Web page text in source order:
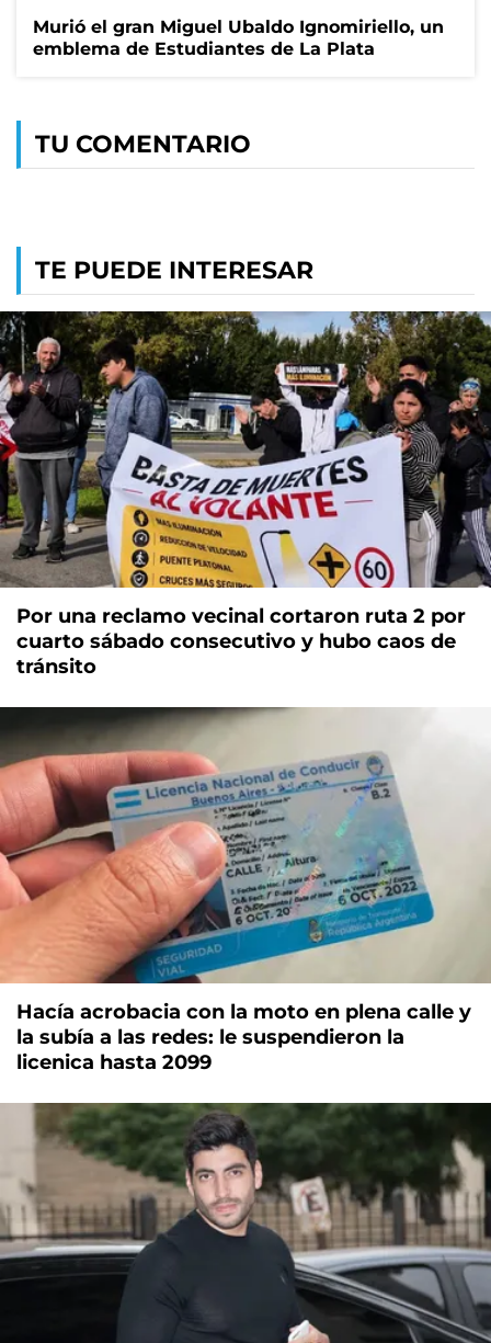
Murió el gran Miguel Ubaldo Ignomiriello, un
emblema de Estudiantes de La Plata
TU COMENTARIO
TE PUEDE INTERESAR
Por una reclamo vecinal cortaron ruta 2 por
cuarto sábado consecutivo y hubo caos de
tránsito
Hacía acrobacia con la moto en plena calle y
la subía a las redes: le suspendieron la
licenica hasta 2099